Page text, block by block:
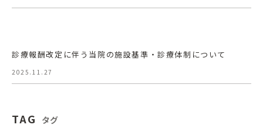
診療報酬改定に伴う当院の施設基準・診療体制について
2025.11.27
TAG タグ